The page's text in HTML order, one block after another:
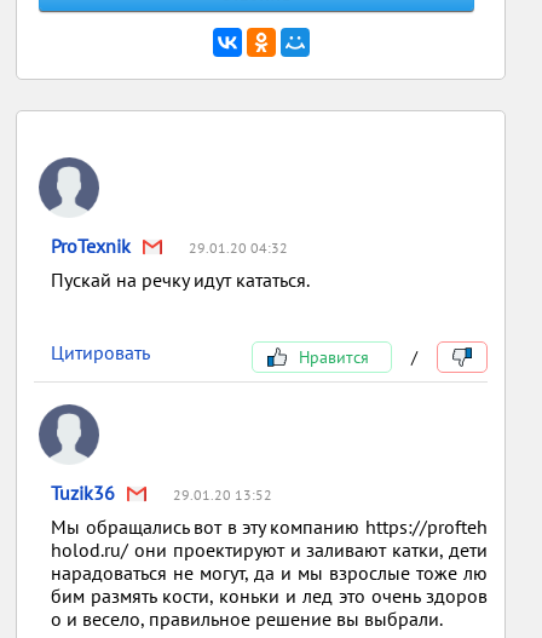
ProTexnik 29.01.20 04:32
Пускай на речку идут кататься.
Цитировать Нравится /
Tuzik36 29.01.20 13:52
Мы обращались вот в эту компанию https://profteh
holod.ru/ они проектируют и заливают катки, дети
нарадоваться не могут, да и мы взрослые тоже лю
бим размять кости, коньки и лед это очень здоров
о и весело, правильное решение вы выбрали.